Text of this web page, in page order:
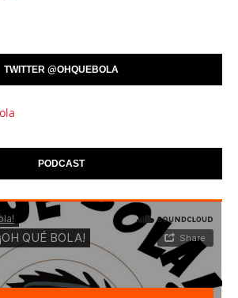
TWITTER @OHQUEBOLA
PODCAST